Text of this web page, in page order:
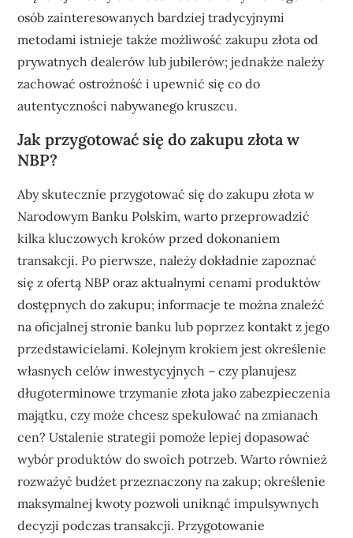
osób zainteresowanych bardziej tradycyjnymi
metodami istnieje także możliwość zakupu złota od
prywatnych dealerów lub jubilerów; jednakże należy
zachować ostrożność i upewnić się co do
autentyczności nabywanego kruszcu.
Jak przygotować się do zakupu złota w
NBP?
Aby skutecznie przygotować się do zakupu złota w
Narodowym Banku Polskim, warto przeprowadzić
kilka kluczowych kroków przed dokonaniem
transakcji. Po pierwsze, należy dokładnie zapoznać
się z ofertą NBP oraz aktualnymi cenami produktów
dostępnych do zakupu; informacje te można znaleźć
na oficjalnej stronie banku lub poprzez kontakt z jego
przedstawicielami. Kolejnym krokiem jest określenie
własnych celów inwestycyjnych – czy planujesz
długoterminowe trzymanie złota jako zabezpieczenia
majątku, czy może chcesz spekulować na zmianach
cen? Ustalenie strategii pomoże lepiej dopasować
wybór produktów do swoich potrzeb. Warto również
rozważyć budżet przeznaczony na zakup; określenie
maksymalnej kwoty pozwoli uniknąć impulsywnych
decyzji podczas transakcji. Przygotowanie